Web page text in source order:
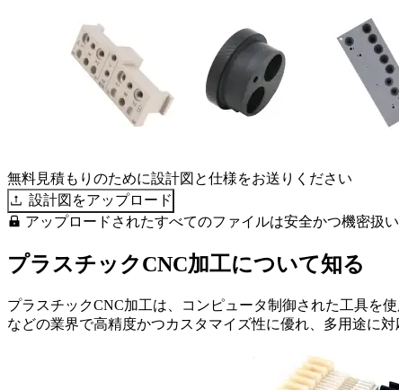
無料見積もりのために設計図と仕様をお送りください
設計図をアップロード
アップロードされたすべてのファイルは安全かつ機密扱
プラスチックCNC加工について知る
プラスチックCNC加工は、コンピュータ制御された工具を
などの業界で高精度かつカスタマイズ性に優れ、多用途に対